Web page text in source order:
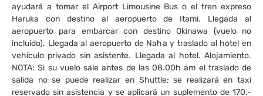
ayudará a tomar el Airport Limousine Bus o el tren expreso
Haruka con destino al aeropuerto de Itami. Llegada al
aeropuerto para embarcar con destino Okinawa (vuelo no
incluido). Llegada al aeropuerto de Naha y traslado al hotel en
vehículo privado sin asistente. Llegada al hotel. Alojamiento.
NOTA: Si su vuelo sale antes de las 08.00h am el traslado de
salida no se puede realizar en Shuttle; se realizará en taxi
reservado sin asistencia y se aplicará un suplemento de 170.-